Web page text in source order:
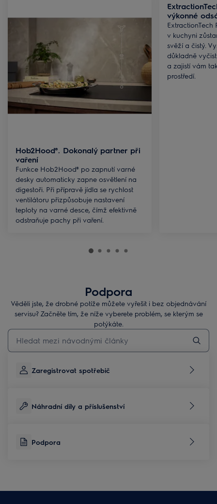
Hob2Hood®. Dokonalý partner při
vaření
Funkce Hob2Hood® po zapnutí varné
desky automaticky zapne osvětlení na
digestoři. Při přípravě jídla se rychlost
ventilátoru přizpůsobuje nastavení
teploty na varné desce, čímž efektivně
odstraňuje pachy při vaření.
výkonné
ExtractionTech
v kuchyni
svěží a čistý.
důkladně
a zajistí vám
prostředí.
Podpora
Věděli jste, že drobné potíže můžete vyřešit i bez objednávání
servisu? Začněte tím, že níže vyberete problém, se kterým se
potýkáte.
Pro vyhledávání v článcích technické podpory začněte psát
Zaregistrovat spotřebič
Náhradní díly a příslušenství
Podpora